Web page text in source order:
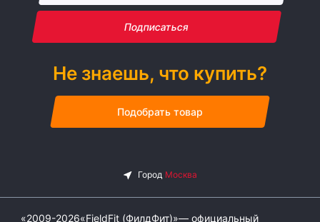
Подписаться
Не знаешь, что купить?
Подобрать товар
«2009-2026«FieldFit (ФилдФит)»— официальный